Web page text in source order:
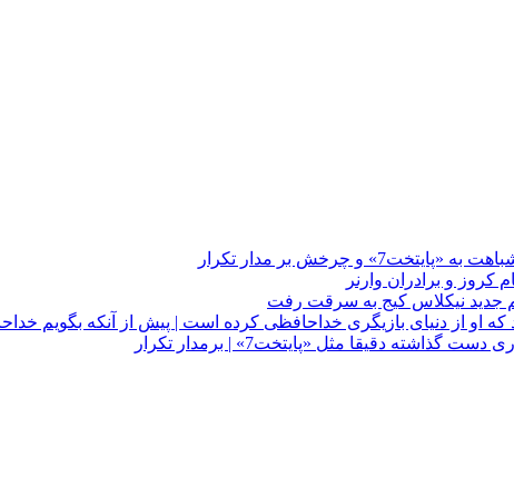
و چرخش بر مدار تکرار
او از دنیای بازیگری خداحافظی کرده است | پیش از آنکه بگویم
دقیقا مثل «پایتخت7» | برمدار تکرار